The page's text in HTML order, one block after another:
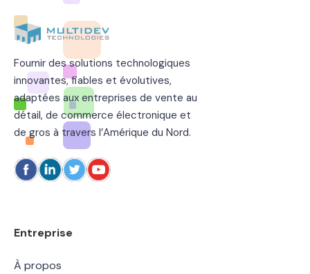
Fournir des solutions technologiques
innovantes, fiables et évolutives,
adaptées aux entreprises de vente au
détail, de commerce électronique et
de gros à travers l’Amérique du Nord.
Entreprise
À propos